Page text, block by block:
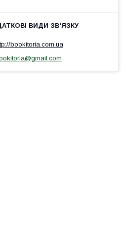
bookitoria.com.ua